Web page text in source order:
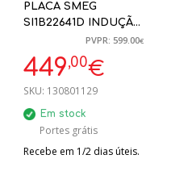
PLACA SMEG
SI1B22641D INDUÇÃO
MUSA PRETA 4
ZONAS 60CM
PVPR: 599.00€
449,00€
SKU: 130801129
Em stock
Portes grátis
Recebe em 1/2 dias úteis.